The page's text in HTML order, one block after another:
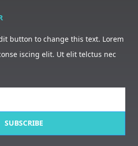
button to change this text. Lorem
iscing elit. Ut elit telctus nec
SUBSCRIBE